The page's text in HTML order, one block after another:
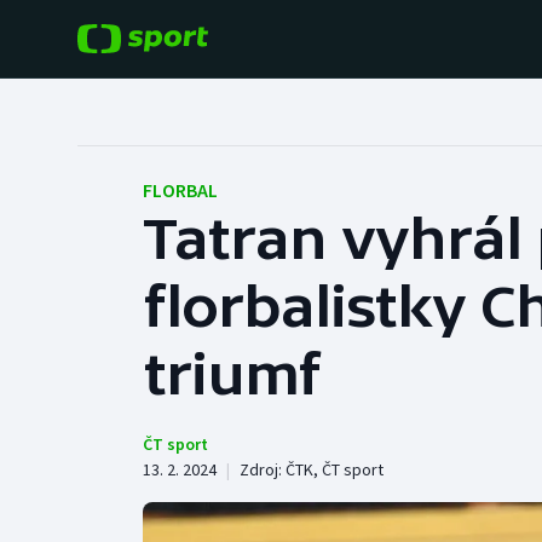
Hokej
Tenis
Atletika
Baseball a softbal
Basketbal
FLORBAL
Tatran vyhrál
florbalistky
triumf
ČT sport
13. 2. 2024 | Zdroj: ČTK, ČT sport